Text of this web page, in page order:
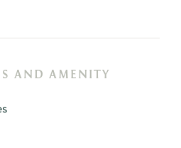
AND AMENITY